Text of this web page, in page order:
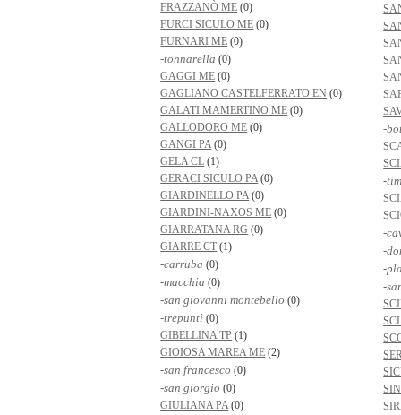
FRAZZANÒ ME (0)
FURCI SICULO ME (0)
FURNARI ME (0)
-tonnarella (0)
GAGGI ME (0)
GAGLIANO CASTELFERRATO EN (0)
GALATI MAMERTINO ME (0)
GALLODORO ME (0)
GANGI PA(0)
GELA CL (1)
GERACI SICULO PA(0)
GIARDINELLO PA(0)
GIARDINI-NAXOS ME (0)
GIARRATANA RG (0)
GIARRE CT (1)
-carruba (0)
-macchia (0)
-san giovanni montebello (0)
-trepunti (0)
GIBELLINA TP (1)
GIOIOSA MAREA ME (2)
-san francesco (0)
-san giorgio (0)
GIULIANA PA(0)
-
-
-
-
-
-